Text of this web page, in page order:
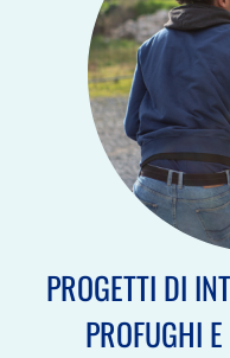
PROGETTI DI
PROFUGHI